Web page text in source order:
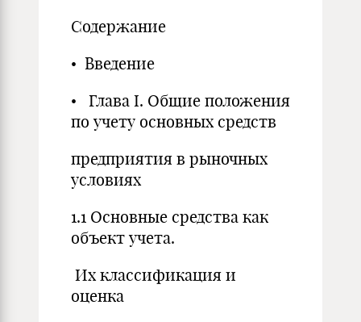
Содержание
• Введение
• Глава I. Общие положения
по учету основных средств
предприятия в рыночных
условиях
1.1 Основные средства как
объект учета.
Их классификация и
оценка